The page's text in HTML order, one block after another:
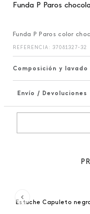
Funda P Paros
Funda P Paros color
REFERENCIA : 37081327-32
Composición y lavado
Envío / Devoluciones
Estuche Capuleto